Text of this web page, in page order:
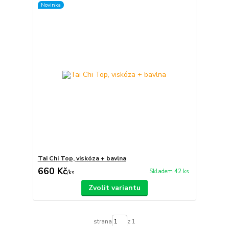
Novinka
Tai Chi Top, viskóza + bavlna
660 Kč/ks Skladem 42 ks
Zvolit variantu
strana z 1